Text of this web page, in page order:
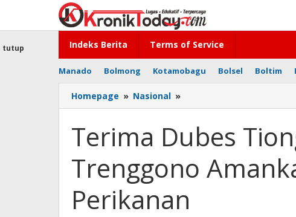
konten
Indeks Berita Terms of Service
Manado Bolmong Kotamobagu Bolsel Boltim
tutup
Homepage » Nasional »
Dubes
Menteri
Trenggono
Amankan
Ekspor
Perikanan
Terima Dubes
Trenggono
Perikanan